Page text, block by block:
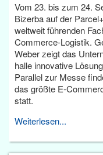
Vom 23. bis zum 24.
Bizerba auf der
weltweit führenden
Commerce-Logistik.
Weber zeigt das
halle innovative
Parallel zur Messe
das größte E-
statt.
Weiterlesen...